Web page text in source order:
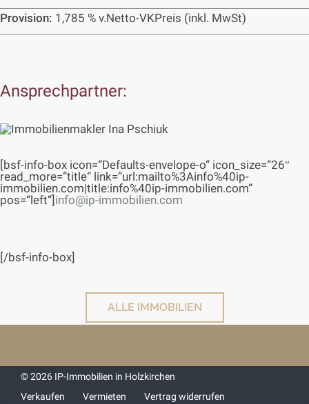
Provision: 1,785 % v.Netto-VKPreis (inkl. MwSt)
Ansprechpartner:
[bsf-info-box icon=“Defaults-envelope-o“ icon_size=“26″
read_more=“title“ link=“url:mailto%3Ainfo%40ip-
immobilien.com|title:info%40ip-immobilien.com“
pos=“left“] info@ip-immobilien.com
[/bsf-info-box]
ALLE IMMOBILIEN
© 2026 IP-Immobilien in Holzkirchen
Verkaufen
Vermieten Vertrag widerrufen